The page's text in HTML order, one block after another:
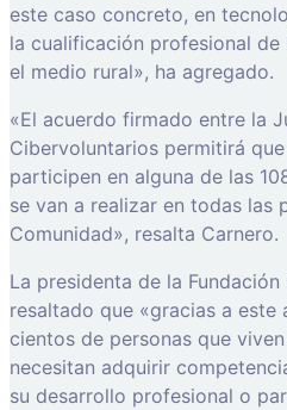
este caso concreto, en
la cualificación profesional de
el medio rural», ha agregado.
«El acuerdo firmado entre la
Cibervoluntarios permitirá
participen en alguna de las
se van a realizar en todas las
Comunidad», resalta Carnero.
La presidenta de la
resaltado que «gracias a este
cientos de personas que
necesitan adquirir
su desarrollo profesional o